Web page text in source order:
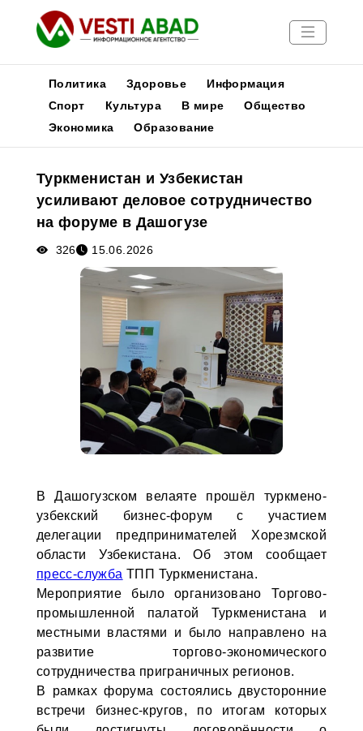
Новости
Медиа
Афиша
Политика Здоровье
Информация
Спорт
Культура В мире
Общество
Экономика
Образование
Туркменистан и Узбекистан
усиливают деловое сотрудничество
на форуме в Дашогузе
326 15.06.2026
В Дашогузском велаяте прошёл туркмено-
узбекский бизнес-форум с участием
делегации предпринимателей Хорезмской
области Узбекистана. Об этом сообщает
пресс-служба ТПП Туркменистана.
Мероприятие было организовано Торгово-
промышленной палатой Туркменистана и
местными властями и было направлено на
развитие торгово-экономического
сотрудничества приграничных регионов.
В рамках форума состоялись двусторонние
встречи бизнес-кругов, по итогам которых